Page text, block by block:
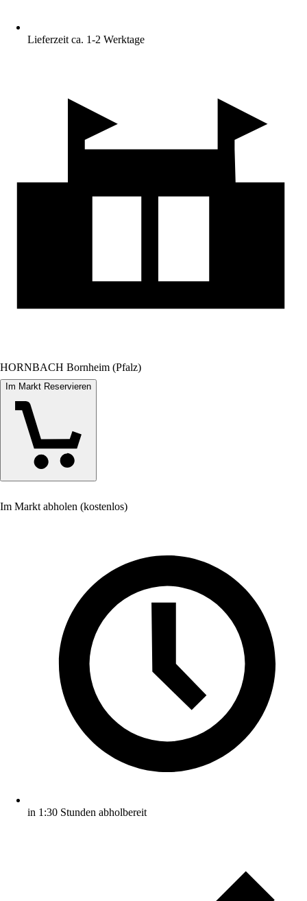
Lieferzeit ca. 1-2 Werktage
HORNBACH Bornheim (Pfalz)
Im Markt Reservieren
Im Markt abholen (kostenlos)
in 1:30 Stunden abholbereit